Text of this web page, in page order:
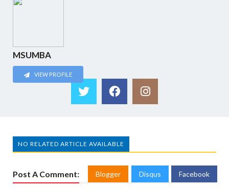
MSUMBA
VIEW PROFILE
NO RELATED ARTICLE AVAILABLE
Post A Comment: Blogger Disqus Facebook